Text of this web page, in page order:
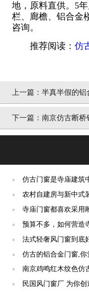
地，原料直供。5
栏、廊檐、铝合金
咨询。
推荐阅读： 仿
上一篇： 半真半假的铝
下一篇： 南京仿古断桥
●
仿古门窗是寺庙建筑
终生【冠墅阳光】
●
农村自建房与新中式
阳光】
●
寺庙门窗都喜欢采用
吗？【冠墅阳光】
●
预算不多，如何营造
阳光】
● 法式轻奢风门窗到底
●
仿古的铝合金门窗,你
【冠墅阳光】
●
南京鸡鸣红木纹色仿
光】
●
民国风门窗厂 为你创造尊贵别致的空间【冠